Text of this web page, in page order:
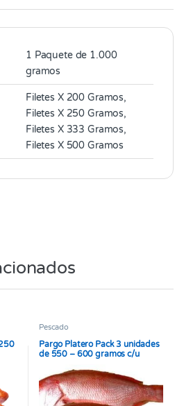
1 Paquete de 1.000
gramos
Filetes X 200 Gramos,
Filetes X 250 Gramos,
Filetes X 333 Gramos,
Filetes X 500 Gramos
Pescado
Pargo Platero Pack 3 unidades
de 550 – 600 gramos c/u